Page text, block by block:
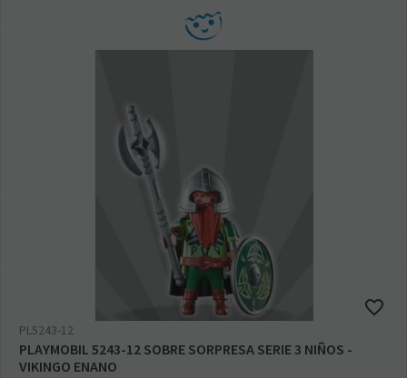
PL5243-12
PLAYMOBIL 5243-12 SOBRE SORPRESA SERIE 3 NIÑOS -
VIKINGO ENANO